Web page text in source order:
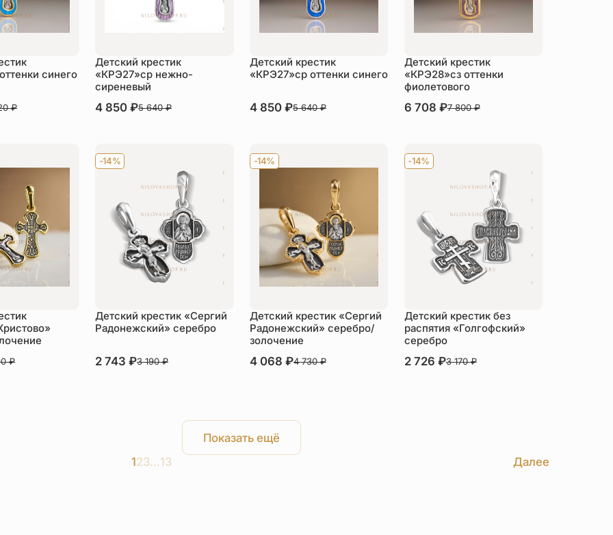
синего
₽
Детский крестик
«КРЭ27»ср нежно-
сиреневый
В наличии
4 850₽5 640₽
Детский крестик
«КРЭ27»ср оттенки синего
В наличии
4 850 ₽5 640₽
Детский крестик
«КРЭ28»сз оттенки
фиолетового
В наличии
6 708 ₽7 800₽
₽
-14%
Детский крестик «Сергий
Радонежский» серебро
В наличии
2 743₽3 190₽
-14%
Детский крестик «Сергий
Радонежский» серебро/
золочение
В наличии
4 068 ₽4 730₽
-14%
Детский крестик без
распятия «Голгофский»
серебро
В наличии
2 726 ₽3 170₽
Показать ещё
123…13 Далее